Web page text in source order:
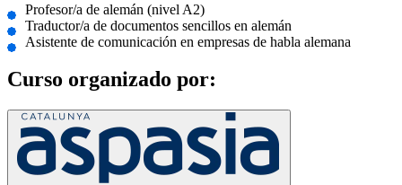
Profesor/a de alemán (nivel A2)
Traductor/a de documentos sencillos en alemán
Asistente de comunicación en empresas de habla alemana
Curso organizado por: